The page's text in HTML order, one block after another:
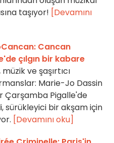
taşıyor! [Devamını
Cancan
çılgın bir kabare
ve şaşırtıcı
Marie-Jo Dassin
Çarşamba Pigalle'de
sürükleyici bir akşam için
[Devamını oku]